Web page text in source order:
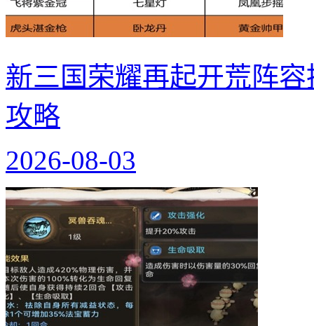
新三国荣耀再起开荒阵
攻略
2026-08-03